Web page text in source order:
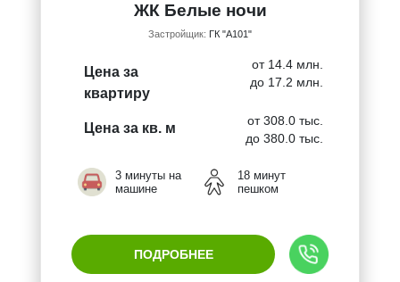
ЖК Белые ночи
Застройщик: ГК "А101"
Цена за
квартиру
от 14.4 млн.
до 17.2 млн.
Цена за кв. м
от 308.0 тыс.
до 380.0 тыс.
3 минуты на
машине
18 минут
пешком
ПОДРОБНЕЕ